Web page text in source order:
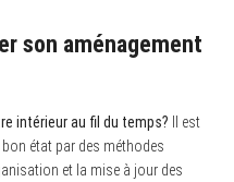
son aménagement
intérieur au fil du temps? Il est
état par des méthodes
et la mise à jour des